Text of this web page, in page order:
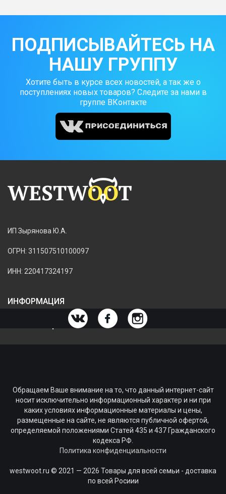
ПОДПИСЫВАЙТЕСЬ НА
НАШУ ГРУППУ
Хотите быть в курсе всех новостей, а так же о
поступлениях новых товаров? Следите за нами в
группе ВКонтакте
ИП Зырянова Ю.А.
ОГРН: 311507510100097
ИНН: 220417324197
ИНФОРМАЦИЯ
ИНФОРМАЦИЯ О МАГАЗИНЕ
Обращаем Ваше внимание на то, что данный интернет-сайт
носит исключительно информационный характер и ни при
каких условиях информационные материалы и цены,
размещенные на сайте, не являются публичной офертой,
определяемой положениями Статей 435 и 437 Гражданского
кодекса РФ.
Политика конфиденциальности
westwoot.ru © 2021 — 2026 Товары для всей семьи - доставка
по всей Росиии